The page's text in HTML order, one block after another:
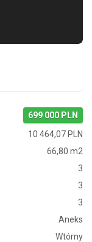
699 000 PLN
10 464,07 PLN
66,80 m2
3
3
3
Aneks
Wtórny